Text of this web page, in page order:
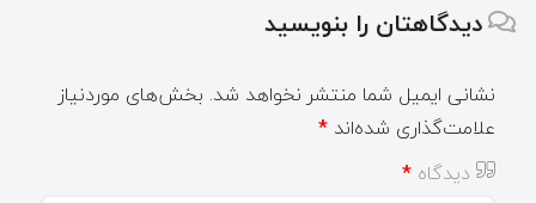
دیدگاهتان را بنویسید
نشانی ایمیل شما منتشر نخواهد شد. بخش‌های موردنیاز
علامت‌گذاری شده‌اند *
دیدگاه *